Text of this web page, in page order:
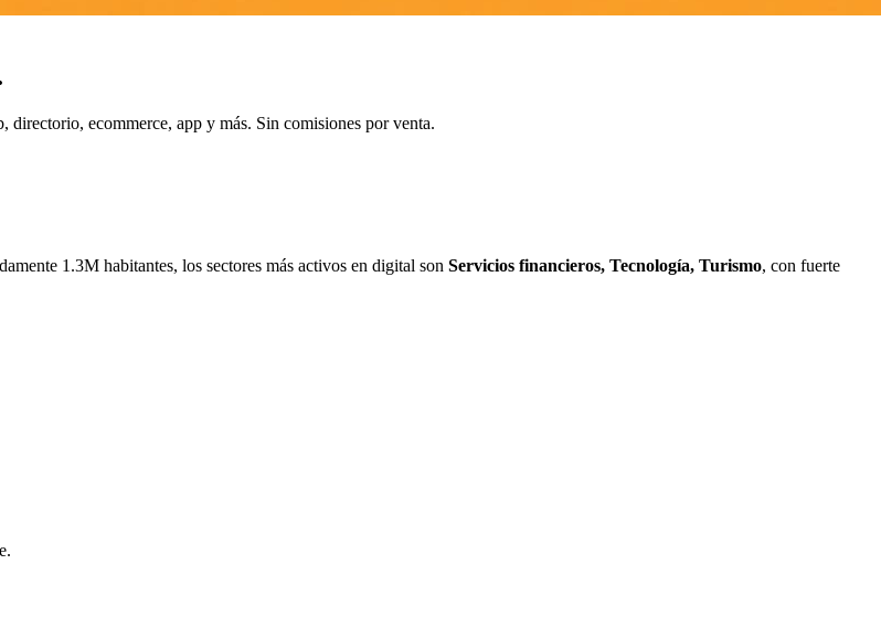
directorio, ecommerce, app y más. Sin comisiones por venta.
1.3M habitantes, los sectores más activos en digital son Servicios financieros, Tecnología, Turismo, con fuerte